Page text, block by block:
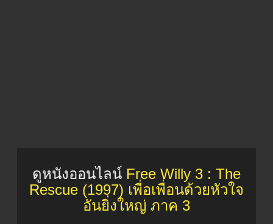
ดูหนังออนไลน์ Free Willy 3 : The
Rescue (1997) เพื่อเพื่อนด้วยหัวใจ
อันยิ่งใหญ่ ภาค 3